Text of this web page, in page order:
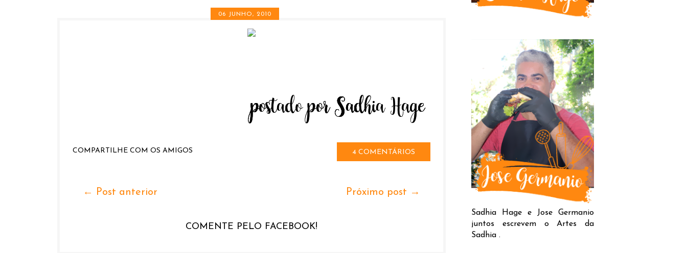
06 JUNHO, 2010
4 COMENTÁRIOS
COMPARTILHE COM OS AMIGOS
Próximo post →
← Post anterior
COMENTE PELO FACEBOOK!
Sadhia Hage e Jose Germanio
juntos escrevem o Artes da
Sadhia .